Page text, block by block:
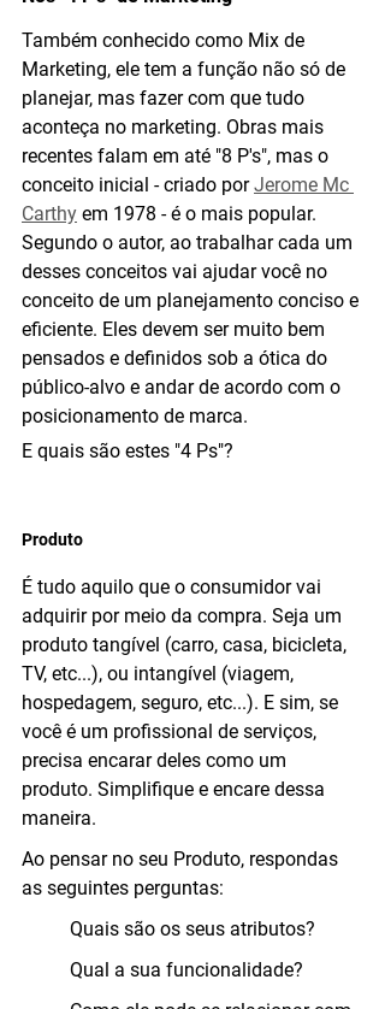
Também conhecido como Mix de
Marketing, ele tem a função não só de
planejar, mas fazer com que tudo
aconteça no marketing. Obras mais
recentes falam em até "8 P's", mas o
conceito inicial - criado por Jerome Mc
Carthy em 1978 - é o mais popular.
Segundo o autor, ao trabalhar cada um
desses conceitos vai ajudar você no
conceito de um planejamento conciso e
eficiente. Eles devem ser muito bem
pensados e definidos sob a ótica do
público-alvo e andar de acordo com o
posicionamento de marca.
E quais são estes "4 Ps"?
Produto
É tudo aquilo que o consumidor vai
adquirir por meio da compra. Seja um
produto tangível (carro, casa, bicicleta,
TV, etc...), ou intangível (viagem,
hospedagem, seguro, etc...). E sim, se
você é um profissional de serviços,
precisa encarar deles como um
produto. Simplifique e encare dessa
maneira.
Ao pensar no seu Produto, respondas
as seguintes perguntas:
	Quais são os seus atributos?
	Qual a sua funcionalidade?